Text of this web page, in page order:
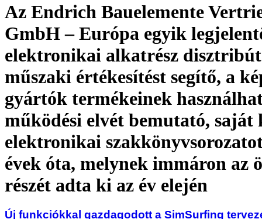
Az Endrich Bauelemente
GmbH – Európa egyik
elektronikai alkatrész
műszaki értékesítést segítő, a
gyártók termékeinek
működési elvét bemutató, saját
elektronikai
évek óta, melynek immáron az
részét adta ki az év elején
Új funkciókkal gazdagodott a SimSurfing